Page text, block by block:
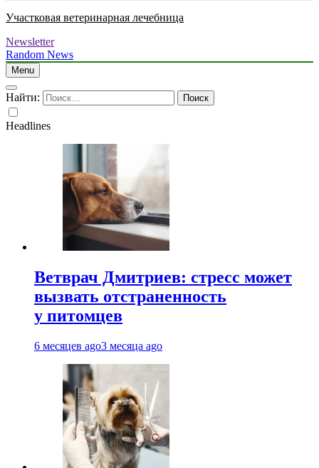
Участковая ветеринарная лечебница
Newsletter
Random News
Menu
Найти:
Headlines
Ветврач Дмитриев: стресс может
вызвать отстраненность
у питомцев
6 месяцев ago3 месяца ago